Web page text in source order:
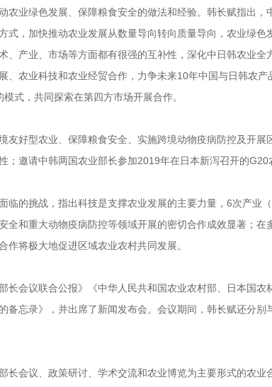
业绿色发展、保障粮食安全的做法和经验。韩长赋指出，
，加快推动农业发展从数量导向转向质量导向，农业绿色
、产业、市场等方面都有很强的互补性，深化中日韩农业全
、农业科技和农业经贸合作，力争未来10年中国与日韩农产
式，共同探索在第四方市场开展合作。
好型农业、保障粮食安全、实施跨境动物疫病防控及开展
邀请中韩两国农业部长参加2019年在日本新泻召开的G20
的挑战，指出科技是支撑农业发展的主要力量，6次产业
全和重大动物疫病防控等领域开展的密切合作成效显著；在
将极大地促进区域农业农村共同发展。
会议联合公报》《中华人民共和国农业农村部、日本国农
备忘录》，并出席了新闻发布会。会议期间，韩长赋还分别
会议、政策研讨、学术交流和农业博览为主要形式的农业